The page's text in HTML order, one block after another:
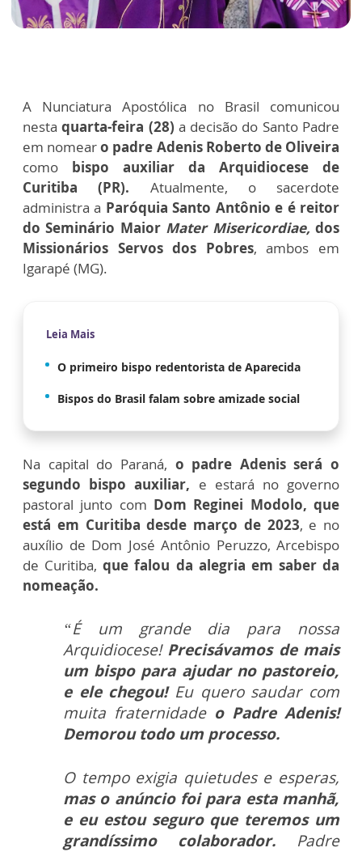
A Nunciatura Apostólica no Brasil comunicou
nestaquarta-feira (28) a decisão do Santo Padre
em nomearo padre Adenis Roberto de Oliveira
como bispo auxiliar da Arquidiocese de
Curitiba (PR). Atualmente, o sacerdote
administra a Paróquia Santo Antônio e é reitor
do Seminário Maior Mater Misericordiae, dos
Missionários Servos dos Pobres, ambos em
Igarapé (MG).
Leia Mais
O primeiro bispo redentorista de Aparecida
Bispos do Brasil falam sobre amizade social
Na capital do Paraná, o padre Adenis será o
segundo bispo auxiliar, e estará no governo
pastoral junto com Dom Reginei Modolo, que
está em Curitiba desde março de 2023, e no
auxílio de Dom José Antônio Peruzzo, Arcebispo
de Curitiba,que falou da alegria em saber da
nomeação.
“É um grande dia para nossa
Arquidiocese! Precisávamos de mais
um bispo para ajudar no pastoreio,
e ele chegou!Eu quero saudar com
muita fraternidadeo Padre Adenis!
Demorou todo um processo.
O tempo exigia quietudes e esperas,
mas o anúncio foi para esta manhã,
e eu estou seguro que teremos um
grandíssimo colaborador. Padre